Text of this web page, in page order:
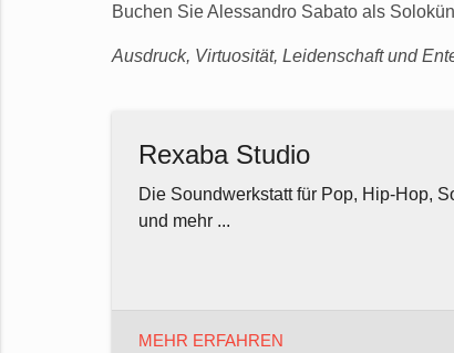
Buchen Sie Alessandro Sabato als
Ausdruck, Virtuosität, Leidenschaft und
Rexaba Studio
Die Soundwerkstatt für Pop, Hip-Hop,
und mehr ...
MEHR ERFAHREN